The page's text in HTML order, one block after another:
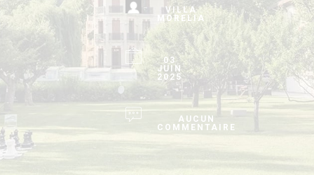
VILLA
MORELIA
03
JUIN
2025
AUCUN
COMMENTAIRE